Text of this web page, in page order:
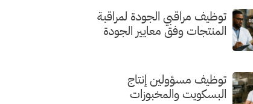
توظيف مراقبي الجودة لمراقبة
المنتجات وفق معايير الجودة
توظيف مسؤولين إنتاج
البسكويت والمخبوزات